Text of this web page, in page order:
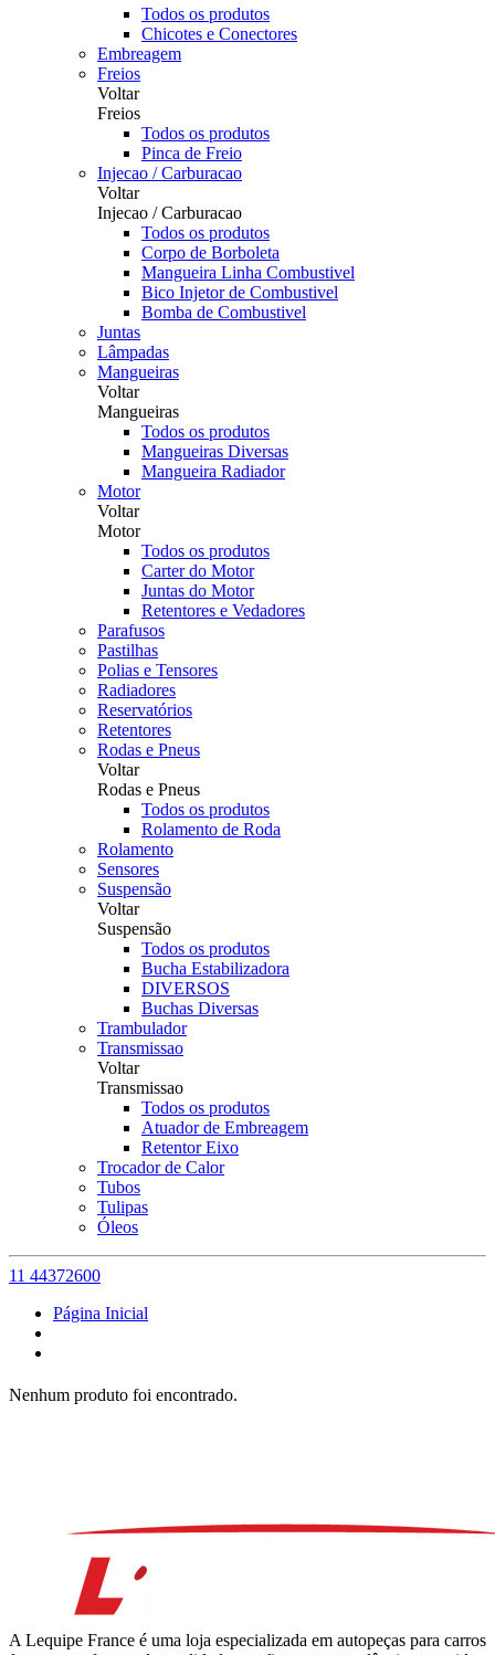
Todos os produtos
Chicotes e Conectores
Embreagem
Freios
Voltar
Freios
Todos os produtos
Pinca de Freio
Injecao / Carburacao
Voltar
Injecao / Carburacao
Todos os produtos
Corpo de Borboleta
Mangueira Linha Combustivel
Bico Injetor de Combustivel
Bomba de Combustivel
Juntas
Lâmpadas
Mangueiras
Voltar
Mangueiras
Todos os produtos
Mangueiras Diversas
Mangueira Radiador
Motor
Voltar
Motor
Todos os produtos
Carter do Motor
Juntas do Motor
Retentores e Vedadores
Parafusos
Pastilhas
Polias e Tensores
Radiadores
Reservatórios
Retentores
Rodas e Pneus
Voltar
Rodas e Pneus
Todos os produtos
Rolamento de Roda
Rolamento
Sensores
Suspensão
Voltar
Suspensão
Todos os produtos
Bucha Estabilizadora
DIVERSOS
Buchas Diversas
Trambulador
Transmissao
Voltar
Transmissao
Todos os produtos
Atuador de Embreagem
Retentor Eixo
Trocador de Calor
Tubos
Tulipas
Óleos
11 44372600
Página Inicial
Nenhum produto foi encontrado.
A Lequipe France é uma loja especializada em autopeças para carros